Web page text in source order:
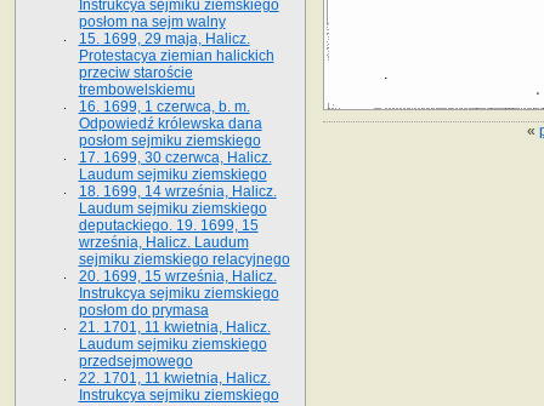
«
Instrukcya sejmiku ziemskiego
posłom na sejm walny
15. 1699, 29 maja, Halicz.
Protestacya ziemian halickich
przeciw staroście
trembowelskiemu
16. 1699, 1 czerwca, b. m.
Odpowiedź królewska dana
posłom sejmiku ziemskiego
17. 1699, 30 czerwca, Halicz.
Laudum sejmiku ziemskiego
18. 1699, 14 września, Halicz.
Laudum sejmiku ziemskiego
deputackiego. 19. 1699, 15
września, Halicz. Laudum
sejmiku ziemskiego relacyjnego
20. 1699, 15 września, Halicz.
Instrukcya sejmiku ziemskiego
posłom do prymasa
21. 1701, 11 kwietnia, Halicz.
Laudum sejmiku ziemskiego
przedsejmowego
22. 1701, 11 kwietnia, Halicz.
Instrukcya sejmiku ziemskiego